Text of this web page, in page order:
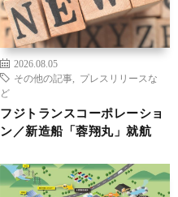
2026.08.05
その他の記事
プレスリリースな
ど
フジトランスコーポレーショ
ン／新造船「蓉翔丸」就航